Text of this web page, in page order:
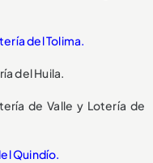
del Tolima.
del Huila.
de Valle y Lotería de
Quindío.